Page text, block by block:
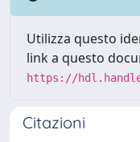
Utilizza questo
link a questo
https://
Citazioni